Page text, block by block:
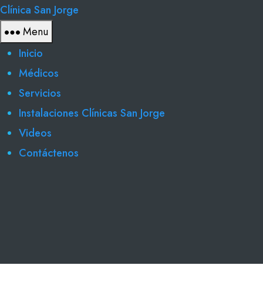
Clínica San Jorge
Menu
Inicio
Médicos
Servicios
Instalaciones Clínicas San Jorge
Videos
Contáctenos